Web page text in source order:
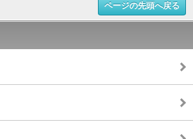
ページの先頭へ戻る